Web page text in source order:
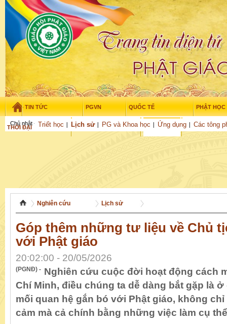
TIN TỨC PGVN QUỐC TẾ PHẬT HỌC
THỜI ĐẠI TUỔI TRẺ NGHIÊN CỨU
Triết học Lịch sử PG và Khoa học Ứng dụng Các tông
VĂN HỌC
Chủ nhật - 9/08/2026 – 01: 16:51
Nghiên cứu Lịch sử
Góp thêm những tư liệu về Chủ
với Phật giáo
20:02:00 - 20/05/2026
(PGNĐ) - Nghiên cứu cuộc đời hoạt động cách
Chí Minh, điều chúng ta dễ dàng bắt gặp là
mối quan hệ gắn bó với Phật giáo, không
cảm mà cả chính bằng những việc làm cụ